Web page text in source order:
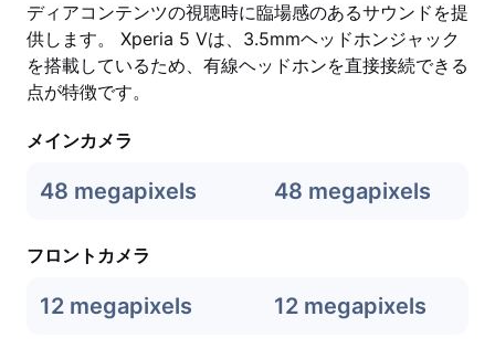
ディアコンテンツの視聴時に臨場感のあるサウンドを提
供します。 Xperia 5 Vは、3.5mmヘッドホンジャック
を搭載しているため、有線ヘッドホンを直接接続できる
点が特徴です。
メインカメラ
48 megapixels 48 megapixels
フロントカメラ
12 megapixels 12 megapixels